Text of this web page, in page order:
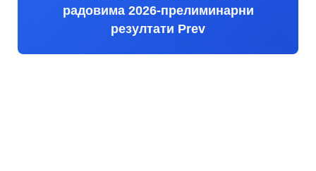
радовима 2026-прелиминарни
резултати Prev